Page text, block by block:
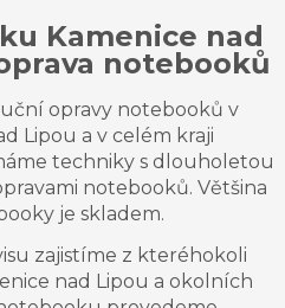
Kamenice nad
notebooků
opravy notebooků v
Lipou a v celém kraji
techniky s dlouholetou
notebooků. Většina
je skladem.
zajistíme z kteréhokoli
nad Lipou a okolních